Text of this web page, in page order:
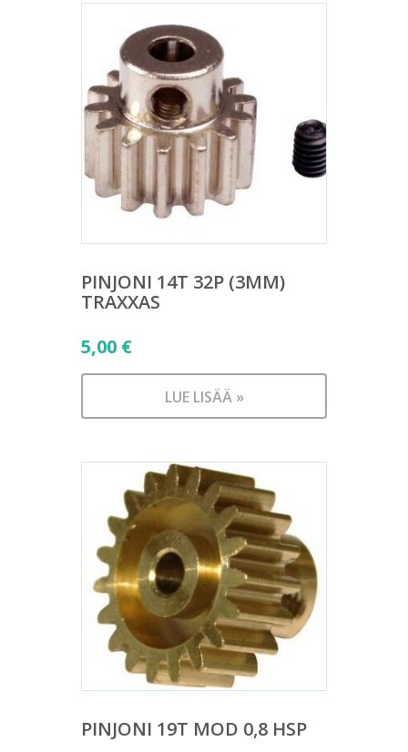
PINJONI 14T 32P (3MM)
TRAXXAS
5,00 €
LUE LISÄÄ »
PINJONI 19T MOD 0,8 HSP